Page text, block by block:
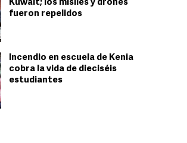
Kuwait; los misiles y drones
fueron repelidos
Incendio en escuela de Kenia
cobra la vida de dieciséis
estudiantes